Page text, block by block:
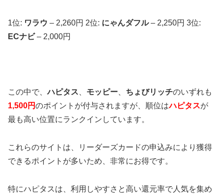
1位: ワラウ – 2,260円 2位: にゃんダフル– 2,250円 3位:
ECナビ– 2,000円
この中で、ハピタス モッピー ちょびリッチのいずれも
1,500円のポイントが付与されますが、順位はハピタスが
最も高い位置にランクインしています。
これらのサイトは、リーダーズカードの申込みにより獲得
できるポイントが多いため、非常にお得です。
特にハピタスは、利用しやすさと高い還元率で人気を集め